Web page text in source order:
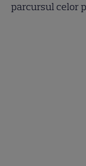
parcursul celor